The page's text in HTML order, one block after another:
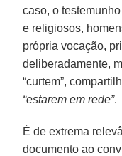
caso, o
e religiosos,
própria vocação,
deliberadamente,
“curtem”,
“estarem em rede”.
É de extrema
documento ao